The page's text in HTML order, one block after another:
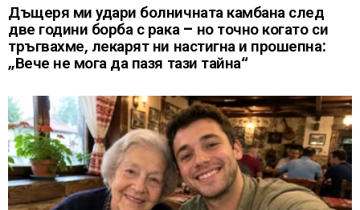
Дъщеря ми удари болничната камбана след
две години борба с рака – но точно когато си
тръгвахме, лекарят ни настигна и прошепна:
„Вече не мога да пазя тази тайна“